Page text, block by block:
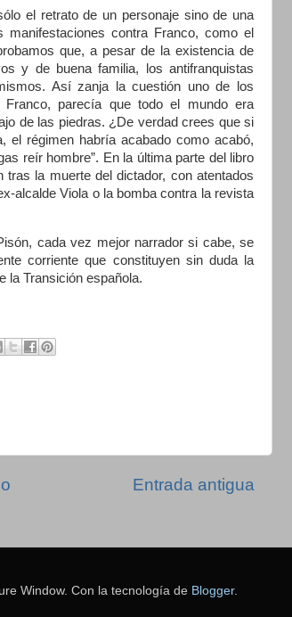
el retrato de un personaje sino de una
contra Franco, como el
que, a pesar de la existencia de
y de buena familia, los antifranquistas
Así zanja la cuestión uno de los
parecía que todo el mundo era
de las piedras. ¿De verdad crees que si
el régimen habría acabado como acabó,
reír hombre”. En la última parte del libro
la muerte del dictador, con atentados
alcalde Viola o la bomba contra la revista
cada vez mejor narrador si cabe, se
corriente que constituyen sin duda la
la Transición española.
Entrada antigua
Window. Con la tecnología de Blogger.